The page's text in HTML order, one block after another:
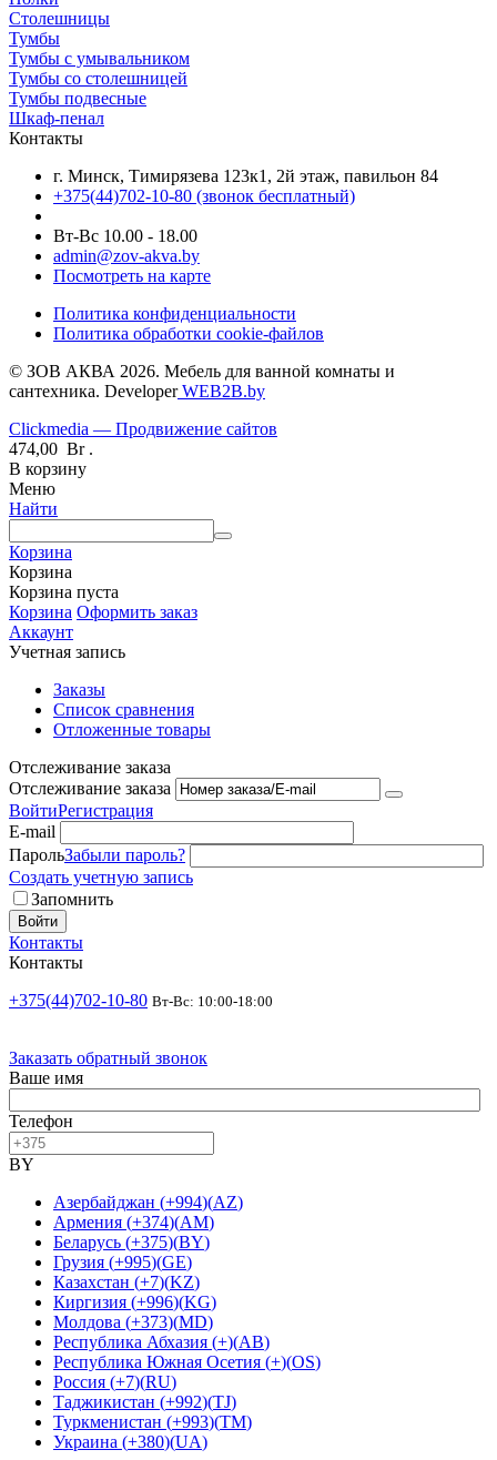
Столешницы
Тумбы
Тумбы с умывальником
Тумбы со столешницей
Тумбы подвесные
Шкаф-пенал
Контакты
г. Минск, Тимирязева 123к1, 2й этаж, павильон 84
+375(44)702-10-80 (звонок бесплатный)
Вт-Вс 10.00 - 18.00
admin@zov-akva.by
Посмотреть на карте
Политика конфиденциальности
Политика обработки cookie-файлов
© ЗОВ АКВА 2026. Мебель для ванной комнаты и
сантехника. DeveloperWEB2B.by
Clickmedia — Продвижение сайтов
474,00 Br .
В корзину
Меню
Найти
Корзина
Корзина
Корзина пуста
Корзина Оформить заказ
Аккаунт
Учетная запись
Заказы
Список сравнения
Отложенные товары
Отслеживание заказа
Отслеживание заказа
ВойтиРегистрация
E-mail
ПарольЗабыли пароль?
Создать учетную запись
Запомнить
Войти
Контакты
Контакты
+375(44)702-10-80 Вт-Вс: 10:00-18:00
Заказать обратный звонок
Ваше имя
Телефон
BY
Азербайджан (+994)(AZ)
Армения (+374)(AM)
Беларусь (+375)(BY)
Грузия (+995)(GE)
Казахстан (+7)(KZ)
Киргизия (+996)(KG)
Молдова (+373)(MD)
Республика Абхазия (+)(AB)
Республика Южная Осетия (+)(OS)
Россия (+7)(RU)
Таджикистан (+992)(TJ)
Туркменистан (+993)(TM)
Украина (+380)(UA)